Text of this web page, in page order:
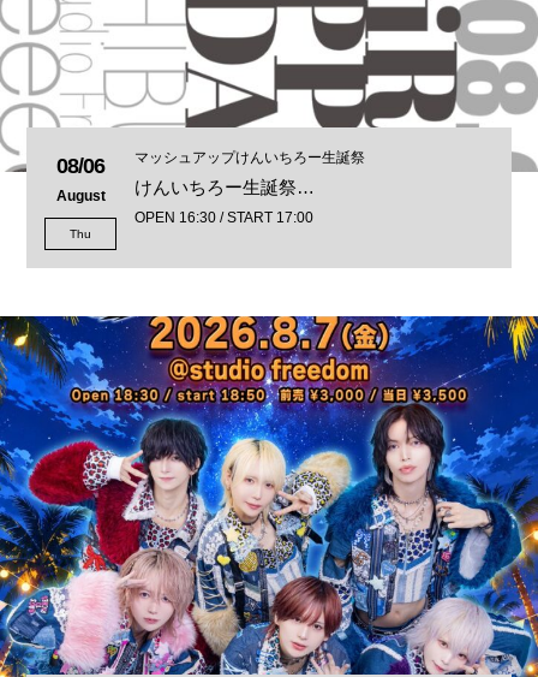
08/06
August
Thu
マッシュアップけんいちろー生誕祭
けんいちろー生誕祭…
OPEN 16:30 / START 17:00